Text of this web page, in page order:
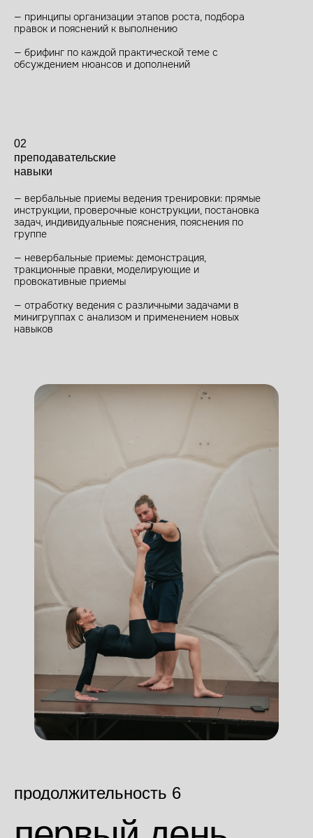
02
преподавательские
навыки
— принципы организации этапов роста, подбора
правок и пояснений к выполнению
— брифинг по каждой практической теме с
обсуждением нюансов и дополнений
— вербальные приемы ведения тренировки: прямые
инструкции, проверочные конструкции, постановка
задач, индивидуальные пояснения, пояснения по
группе
— невербальные приемы: демонстрация,
тракционные правки, моделирующие и
провокативные приемы
— отработку ведения с различными задачами в
минигруппах с анализом и применением новых
навыков
продолжительность 6